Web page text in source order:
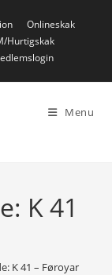
Onlineskak
Hurtigskak
Menu
K 41
K 41 – Føroyar